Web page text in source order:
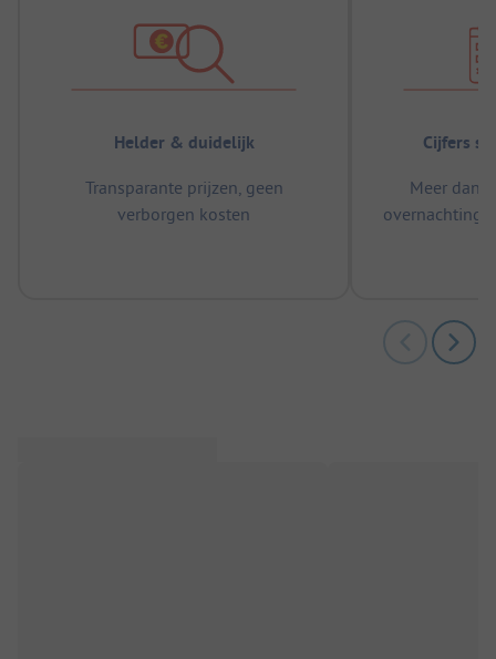
Helder & duidelijk
Transparante prijzen, geen
verborgen kosten
Cijfers
Meer dan